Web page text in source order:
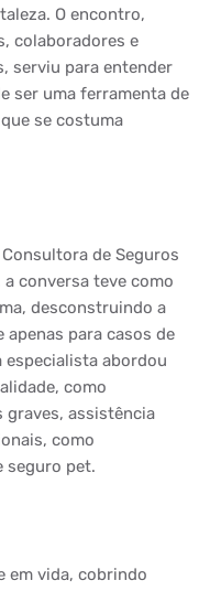
O encontro,
colaboradores e
serviu para entender
ser uma ferramenta de
se costuma
de Seguros
conversa teve como
desconstruindo a
apenas para casos de
abordou
como
graves, assistência
como
seguro pet.
em vida, cobrindo